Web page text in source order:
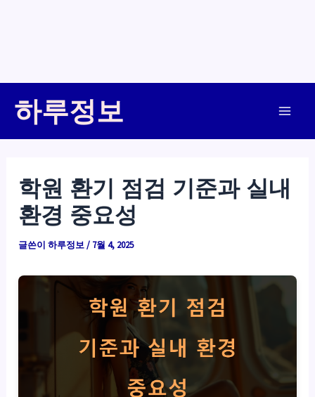
하루정보
학원 환기 점검 기준과 실내
환경 중요성
글쓴이하루정보/ 7월 4, 2025